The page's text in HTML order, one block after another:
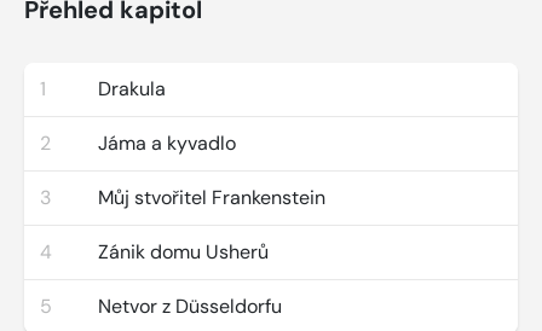
Přehled kapitol
1 Drakula
2 Jáma a kyvadlo
3 Můj stvořitel Frankenstein
4 Zánik domu Usherů
5 Netvor z Düsseldorfu